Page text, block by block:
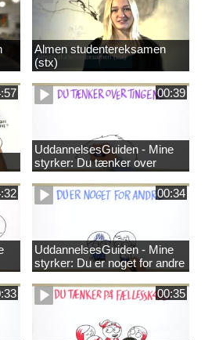
Almen studentereksamen
(stx)
00:39
UddannelsesGuiden - Mine
styrker: Du tænker over
tingene
00:34
UddannelsesGuiden - Mine
styrker: Du er noget for andre
00:35